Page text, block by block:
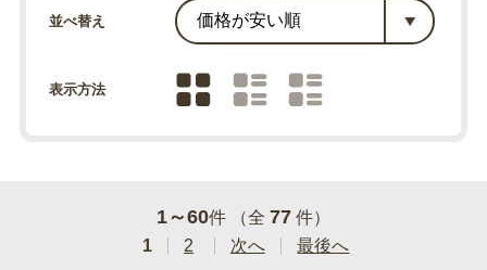
並べ替え
表示方法
1～60件 （全 77 件）
1
2 次へ 最後へ